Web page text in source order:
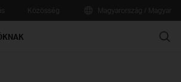
Search